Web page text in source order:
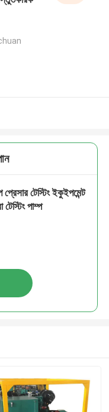
টেস্টিং ইকুইপমেন্ট
পাম্প